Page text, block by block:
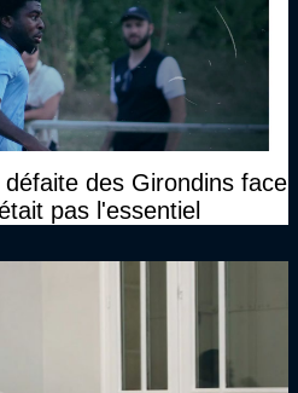
des Girondins face
pas l'essentiel